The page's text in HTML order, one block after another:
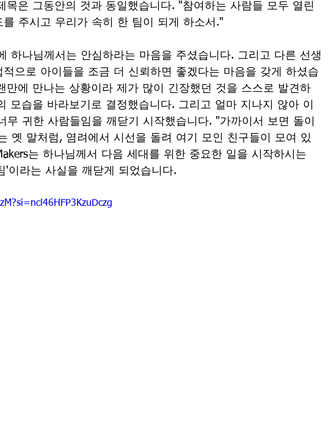
목은 그동안의 것과 동일했습니다. "참여하는 사람들 모두 열린
주시고 우리가 속히 한 팀이 되게 하소서."
하나님께서는 안심하라는 마음을 주셨습니다. 그리고 다른 선생
으로 아이들을 조금 더 신뢰하면 좋겠다는 마음을 갖게 하셨습
만에 만나는 상황이라 제가 많이 긴장했던 것을 스스로 발견하
모습을 바라보기로 결정했습니다. 그리고 얼마 지나지 않아 이
무 귀한 사람들임을 깨닫기 시작했습니다. "가까이서 보면 돌이
옛 말처럼, 염려에서 시선을 돌려 여기 모인 친구들이 모여 있
는 하나님께서 다음 세대를 위한 중요한 일을 시작하시는
'이라는 사실을 깨닫게 되었습니다.